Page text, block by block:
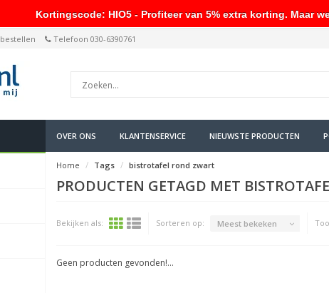
bestellen Telefoon 030-6390761
OVER ONS KLANTENSERVICE NIEUWSTE PRODUCTEN
Home Tags bistrotafel rond zwart
PRODUCTEN GETAGD MET
Bekijken als: Sorteren op: Meest bekeken
Geen producten gevonden!...
Kortingscode: HIO5 - Profiteer van 5% extra korting. Maar